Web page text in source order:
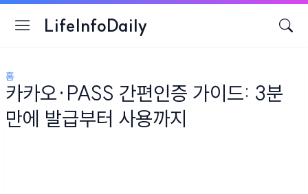
LifeInfoDaily
홈
카카오·PASS 간편인증 가이드: 3분
만에 발급부터 사용까지